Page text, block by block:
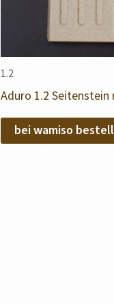
1.2
Aduro 1.2 Seitenstein
bei wamiso